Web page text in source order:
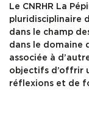
Nous connaitre
Se former
Le CNRHR La
pluridisciplinaire
dans le champ
dans le domaine
associée à
objectifs d’offrir
réflexions et de